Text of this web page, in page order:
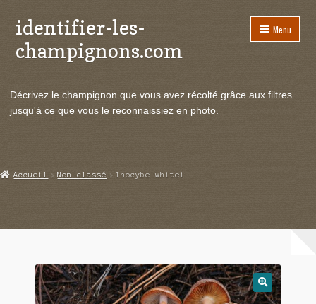
Aller
à
la
Aller
au
contenu
identifier-les-
champignons.com
Menu
le
Actualités
Echanges et contacts
Décrivez le champignon que vous avez récolté grâce aux filtres
jusqu'à ce que vous le reconnaissiez en photo.
Accueil Non classé Inocybe whitei